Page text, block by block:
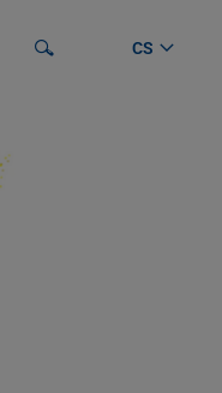
Vyhledávání